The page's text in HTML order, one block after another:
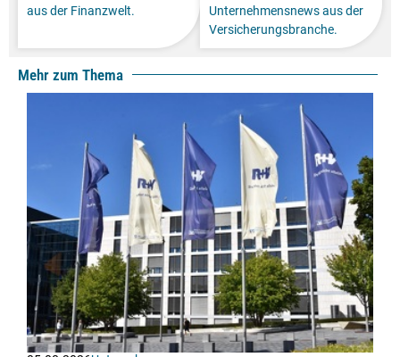
aus der Finanzwelt.
Unternehmensnews aus der
Versicherungsbranche.
Mehr zum Thema